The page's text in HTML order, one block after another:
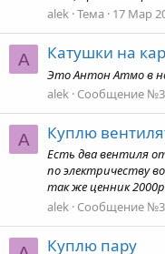
alek Тема 17 Мар
A Катушки на
Это Антон Атмо в
alek Сообщение №3
A Куплю
Есть два вентиля
по электричеству
так же ценник
alek Сообщение №3
Куплю пару